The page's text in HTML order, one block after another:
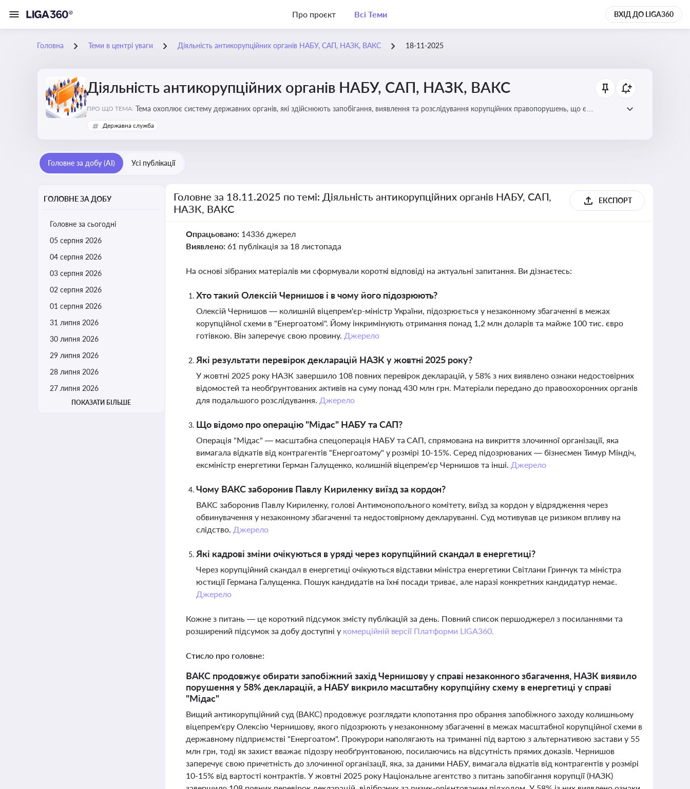
Про проєкт Всі Теми ВХІД ДО LIGA360
Головна Теми в центрі уваги Діяльність антикорупційних органів НАБУ, САП, НАЗК, ВАКС 18-11-2025
Діяльність антикорупційних органів НАБУ, САП, НАЗК, ВАКС
ПРО ЩО ТЕМА: Тема охоплює систему державних органів, які здійснюють запобігання, виявлення та розслідування корупційних правопорушень, що є
ключовим елементом забезпечення прозорості й доброчесності у державному управлінні та бізнесі
Державна служба
Головне за добу (AI) Усі публікації
ГОЛОВНЕ ЗА ДОБУ
Головне за сьогодні
05 серпня 2026
04 серпня 2026
03 серпня 2026
02 серпня 2026
01 серпня 2026
31 липня 2026
30 липня 2026
29 липня 2026
28 липня 2026
27 липня 2026
ПОКАЗАТИ БІЛЬШЕ
Головне за 18.11.2025 по темі: Діяльність антикорупційних органів НАБУ, САП,
НАЗК, ВАКС
ЕКСПОРТ
Опрацьовано: 14336 джерел
Виявлено: 61 публікація за 18 листопада
На основі зібраних матеріалів ми сформували короткі відповіді на актуальні запитання. Ви дізнаєтесь:
Хто такий Олексій Чернишов і в чому його підозрюють?
Олексій Чернишов — колишній віцепрем'єр-міністр України, підозрюється у незаконному збагаченні в межах
корупційної схеми в "Енергоатомі". Йому інкримінують отримання понад 1,2 млн доларів та майже 100 тис. євро
готівкою. Він заперечує свою провину. Джерело
Які результати перевірок декларацій НАЗК у жовтні 2025 року?
У жовтні 2025 року НАЗК завершило 108 повних перевірок декларацій, у 58% з них виявлено ознаки недостовірних
відомостей та необґрунтованих активів на суму понад 430 млн грн. Матеріали передано до правоохоронних органів
для подальшого розслідування. Джерело
Що відомо про операцію "Мідас" НАБУ та САП?
Операція "Мідас" — масштабна спецоперація НАБУ та САП, спрямована на викриття злочинної організації, яка
вимагала відкатів від контрагентів "Енергоатому" у розмірі 10-15%. Серед підозрюваних — бізнесмен Тимур Міндіч,
ексміністр енергетики Герман Галущенко, колишній віцепрем'єр Чернишов та інші. Джерело
Чому ВАКС заборонив Павлу Кириленку виїзд за кордон?
ВАКС заборонив Павлу Кириленку, голові Антимонопольного комітету, виїзд за кордон у відрядження через
обвинувачення у незаконному збагаченні та недостовірному декларуванні. Суд мотивував це ризиком впливу на
слідство. Джерело
Які кадрові зміни очікуються в уряді через корупційний скандал в енергетиці?
Через корупційний скандал в енергетиці очікуються відставки міністра енергетики Світлани Гринчук та міністра
юстиції Германа Галущенка. Пошук кандидатів на їхні посади триває, але наразі конкретних кандидатур немає.
Джерело
Кожне з питань — це короткий підсумок змісту публікацій за день. Повний список першоджерел з посиланнями та
розширений підсумок за добу доступні у комерційній версії Платформи LIGA360.
Стисло про головне:
ВАКС продовжує обирати запобіжний захід Чернишову у справі незаконного збагачення, НАЗК виявило
порушення у 58% декларацій, а НАБУ викрило масштабну корупційну схему в енергетиці у справі
"Мідас"
Вищий антикорупційний суд (ВАКС) продовжує розглядати клопотання про обрання запобіжного заходу колишньому
віцепрем'єру Олексію Чернишову, якого підозрюють у незаконному збагаченні в межах масштабної корупційної схеми в
державному підприємстві "Енергоатом". Прокурори наполягають на триманні під вартою з альтернативою застави у 55
млн грн, тоді як захист вважає підозру необґрунтованою, посилаючись на відсутність прямих доказів. Чернишов
заперечує свою причетність до злочинної організації, яка, за даними НАБУ, вимагала відкатів від контрагентів у розмірі
10-15% від вартості контрактів. У жовтні 2025 року Національне агентство з питань запобігання корупції (НАЗК)